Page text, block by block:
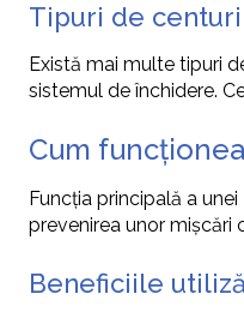
Tipuri de
Există mai multe tipuri
sistemul de închidere.
Cum
Funcția principală a unei
prevenirea unor mișcări
Beneficiile